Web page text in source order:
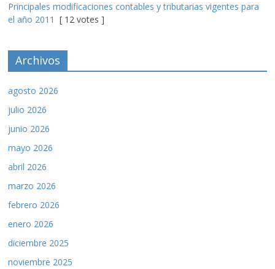
Principales modificaciones contables y tributarias vigentes para
el año 2011 [ 12 votes ]
Archivos
agosto 2026
julio 2026
junio 2026
mayo 2026
abril 2026
marzo 2026
febrero 2026
enero 2026
diciembre 2025
noviembre 2025